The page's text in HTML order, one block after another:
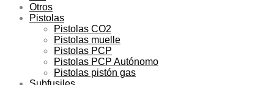
Otros
Pistolas
Pistolas CO2
Pistolas muelle
Pistolas PCP
Pistolas PCP Autónomo
Pistolas pistón gas